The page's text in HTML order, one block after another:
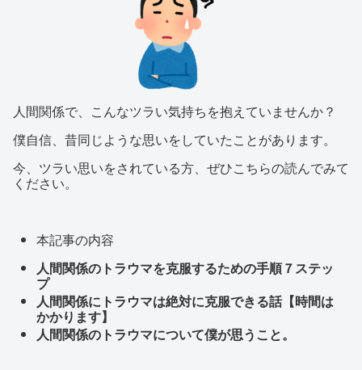
人間関係で、こんなツラい気持ちを抱えていませんか？
僕自信、昔同じような思いをしていたことがあります。
今、ツラい思いをされている方、ぜひこちらの読んでみて
ください。
本記事の内容
人間関係のトラウマを克服するための手順７ステッ
プ
人間関係にトラウマは絶対に克服できる話【時間は
かかります】
人間関係のトラウマについて僕が思うこと。